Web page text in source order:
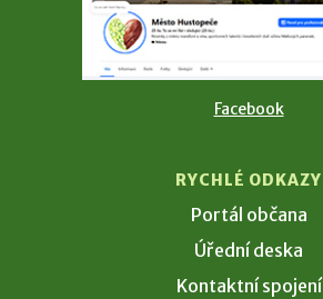
Facebook
RYCHLÉ ODKAZY
Portál občana
Úřední deska
Kontaktní spojení